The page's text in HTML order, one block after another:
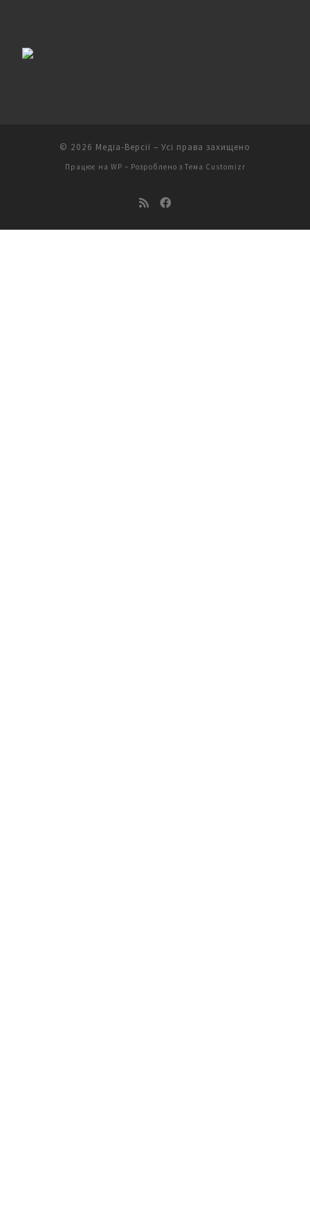
© 2026 Медіа-Версії – Усі права захищено
Працює на WP – Розроблено з Тема Customizr